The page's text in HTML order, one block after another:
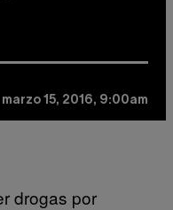
marzo 15, 2016, 9:00am
drogas por